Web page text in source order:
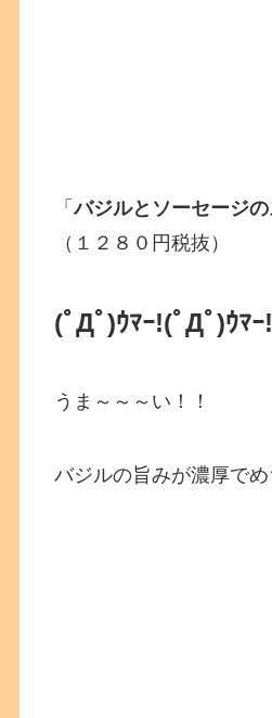
「バジルとソーセージ
（１２８０円税抜）
(ﾟДﾟ)ｳﾏｰ!(ﾟДﾟ)ｳﾏｰ!
うま～～～い！！
バジルの旨みが濃厚でめ